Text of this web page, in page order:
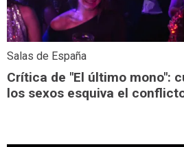
Salas de España
Crítica de "El último mono":
los sexos esquiva el